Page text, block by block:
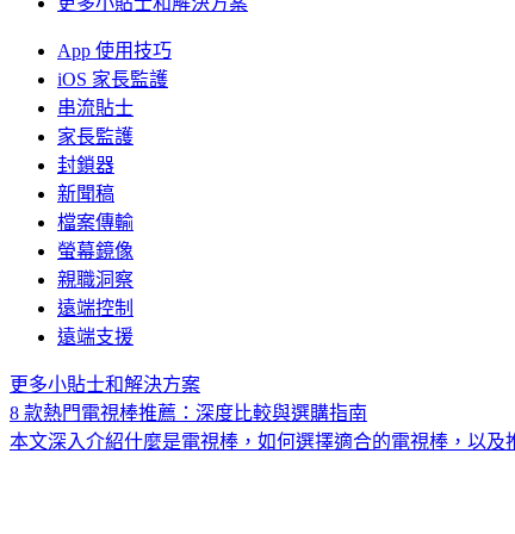
App 使用技巧
iOS 家長監護
串流貼士
家長監護
封鎖器
新聞稿
檔案傳輸
螢幕鏡像
親職洞察
遠端控制
遠端支援
更多小貼士和解決方案
8 款熱門電視棒推薦：深度比較與選購指南
本文深入介紹什麼是電視棒，如何選擇適合的電視棒，以及